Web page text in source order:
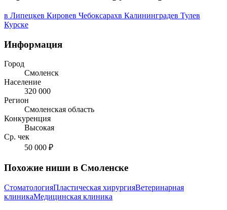
в Липецкев Кировев Чебоксарахв Калининградев Тулев
Курске
Информация
Город
Смоленск
Население
320 000
Регион
Смоленская область
Конкуренция
Высокая
Ср. чек
50 000 ₽
Похожие ниши в Смоленске
СтоматологияПластическая хирургияВетеринарная
клиникаМедицинская клиника